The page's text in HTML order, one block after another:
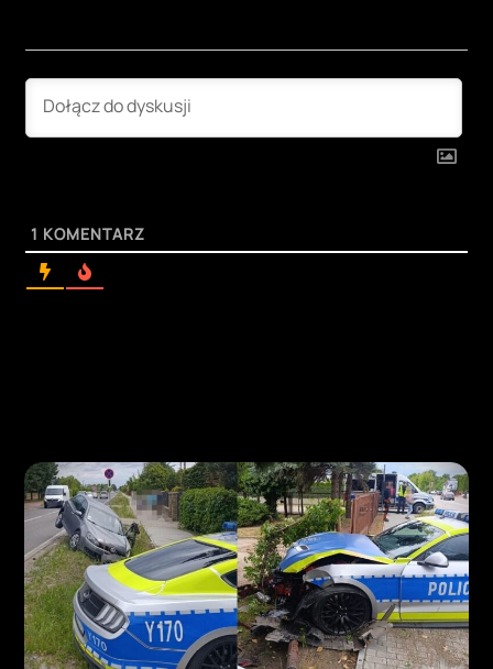
1 KOMENTARZ